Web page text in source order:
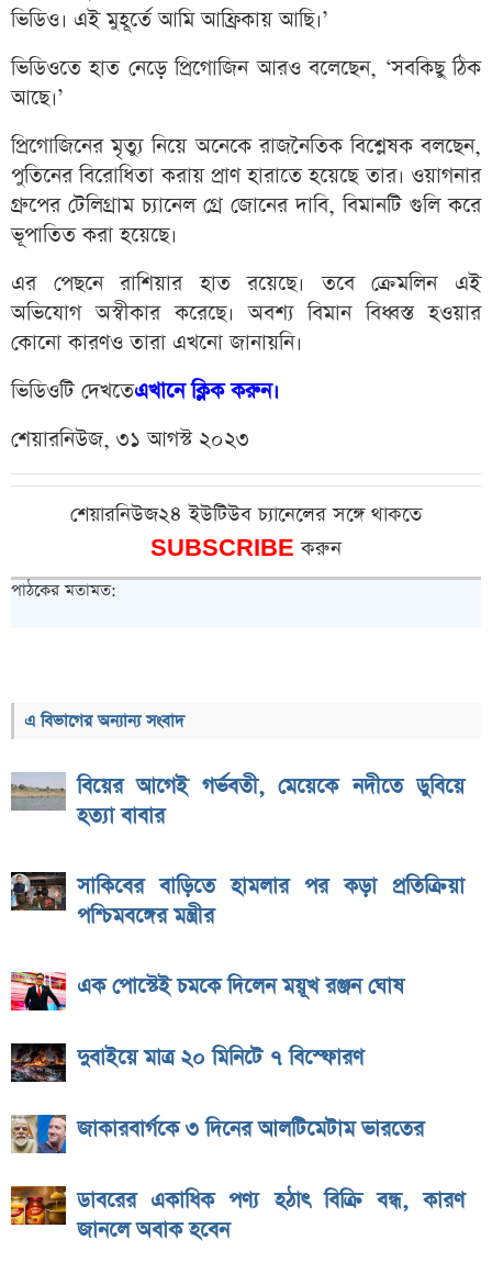
ভিডিও। এই মুহূর্তে আমি আফ্রিকায় আছি।’
ভিডিওতে হাত নেড়ে প্রিগোজিন আরও বলেছেন, ‘সবকিছু ঠিক
আছে।’
প্রিগোজিনের মৃত্যু নিয়ে অনেকে রাজনৈতিক বিশ্লেষক বলছেন,
পুতিনের বিরোধিতা করায় প্রাণ হারাতে হয়েছে তার। ওয়াগনার
গ্রুপের টেলিগ্রাম চ্যানেল গ্রে জোনের দাবি, বিমানটি গুলি করে
ভূপাতিত করা হয়েছে।
এর পেছনে রাশিয়ার হাত রয়েছে। তবে ক্রেমলিন এই
অভিযোগ অস্বীকার করেছে। অবশ্য বিমান বিধ্বস্ত হওয়ার
কোনো কারণও তারা এখনো জানায়নি।
ভিডিওটি দেখতেএখানে ক্লিক করুন।
শেয়ারনিউজ, ৩১ আগস্ট ২০২৩
শেয়ারনিউজ২৪ ইউটিউব চ্যানেলের সঙ্গে থাকতে
SUBSCRIBEকরুন
পাঠকের মতামত:
এ বিভাগের অন্যান্য সংবাদ
বিয়ের আগেই গর্ভবতী, মেয়েকে নদীতে ডুবিয়ে
হত্যা বাবার
সাকিবের বাড়িতে হামলার পর কড়া প্রতিক্রিয়া
পশ্চিমবঙ্গের মন্ত্রীর
এক পোস্টেই চমকে দিলেন ময়ূখ রঞ্জন ঘোষ
দুবাইয়ে মাত্র ২০ মিনিটে ৭ বিস্ফোরণ
জাকারবার্গকে ৩ দিনের আলটিমেটাম ভারতের
ডাবরের একাধিক পণ্য হঠাৎ বিক্রি বন্ধ, কারণ
জানলে অবাক হবেন